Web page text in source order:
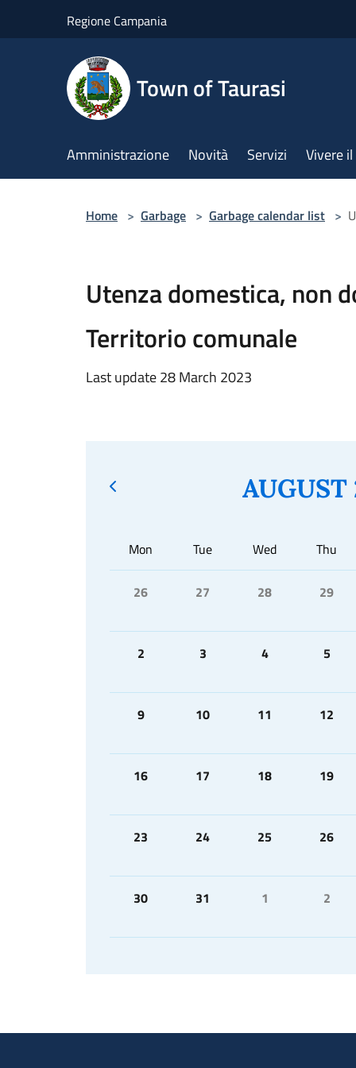
Regione Campania
Town of Taurasi
Amministrazione Novità Servizi Vivere
Home > Garbage > Garbage calendar list >
Utenza domestica, non
Territorio comunale
Last update 28 March 2023
AUGUST
Mon Tue Wed Thu
26 27 28 29
2 3 4 5
9 10 11 12
16 17 18 19
23 24 25 26
30 31 1 2